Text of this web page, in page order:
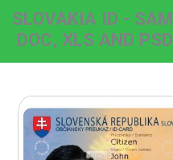
SLOVAKIA ID -
DOC, XLS AND